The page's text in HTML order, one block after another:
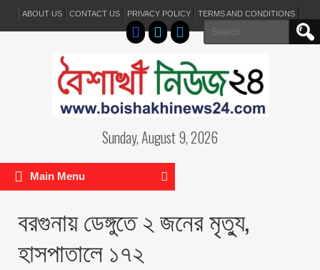
ABOUT US CONTACT US PRIVACY POLICY TERMS AND CONDITIONS
Search
for:
Sunday, August 9, 2026
Main Menu
বরগুনায় ডেঙ্গুতে ২ জনের মৃত্যু,
হাসপাতালে ১৭২